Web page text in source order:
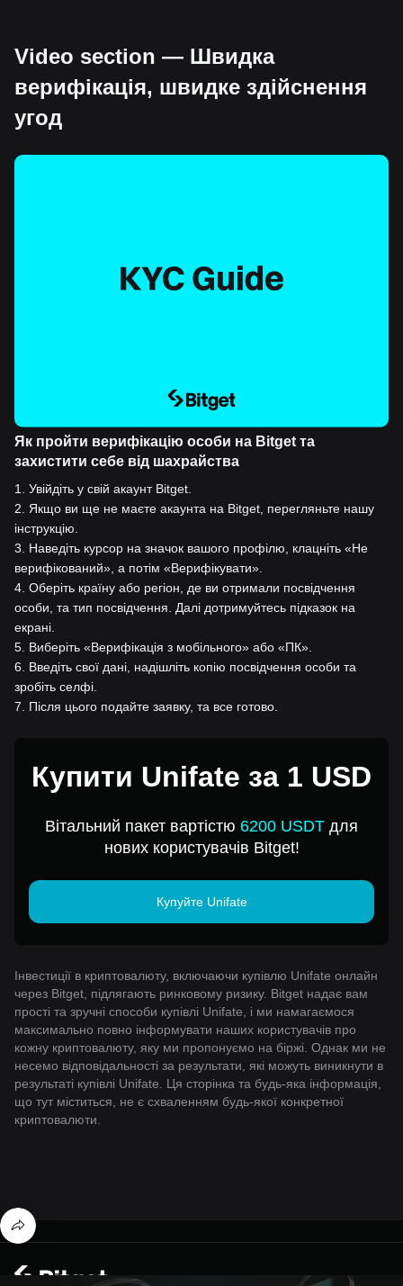
Video section — Швидка
верифікація, швидке здійснення
угод
Як пройти верифікацію особи на Bitget та
захистити себе від шахрайства
1
Увійдіть у свій акаунт Bitget.
2
Якщо ви ще не маєте акаунта на Bitget, перегляньте нашу
інструкцію.
3
Наведіть курсор на значок вашого профілю, клацніть «Не
верифікований», а потім «Верифікувати».
4 Оберіть країну або регіон, де ви отримали посвідчення
особи, та тип посвідчення. Далі дотримуйтесь підказок на
екрані.
5 Виберіть «Верифікація з мобільного» або «ПК».
6
Введіть свої дані, надішліть копію посвідчення особи та
зробіть селфі.
7
Після цього подайте заявку, та все готово.
Купити Unifate за 1 USD
Вітальний пакет вартістю 6200 USDT для
нових користувачів Bitget!
Купуйте Unifate
Інвестиції в криптовалюту, включаючи купівлю Unifate онлайн
через Bitget, підлягають ринковому ризику. Bitget надає вам
прості та зручні способи купівлі Unifate, і ми намагаємося
максимально повно інформувати наших користувачів про
кожну криптовалюту, яку ми пропонуємо на біржі. Однак ми не
несемо відповідальності за результати, які можуть виникнути в
результаті купівлі Unifate. Ця сторінка та будь-яка інформація,
що тут міститься, не є схваленням будь-якої конкретної
криптовалюти.
© 2026 Bitget